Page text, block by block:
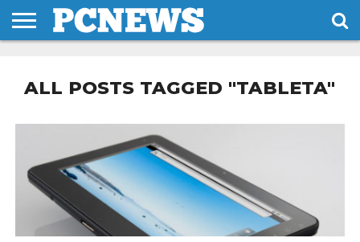
NOI
SI
CONDITII
ALL POSTS TAGGED "TABLETA"